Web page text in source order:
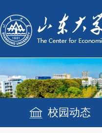
校园动态